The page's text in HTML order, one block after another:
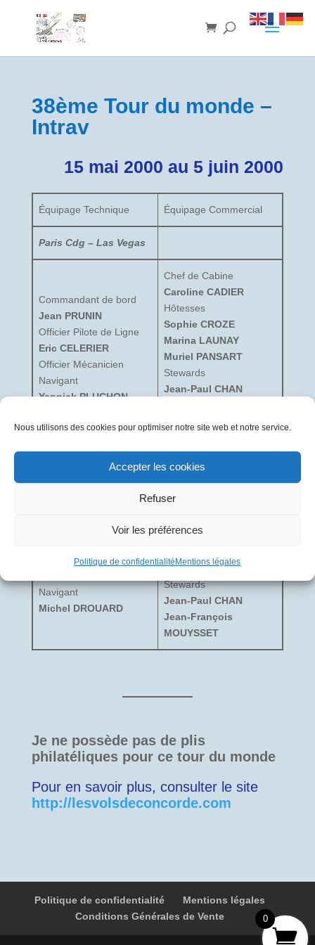
Nous utilisons des cookies pour optimiser notre site web et notre service.
Accepter les cookies
Refuser
Voir les préférences
Politique de confidentialitéMentions légales
38ème Tour du monde –
Intrav
15 mai 2000 au 5 juin 2000
Équipage Technique Équipage Commercial
Paris Cdg – Las Vegas
Commandant de bord
Jean PRUNIN
Officier Pilote de Ligne
Eric CELERIER
Officier Mécanicien
Navigant
Yannick PLUCHON
Chef de Cabine
Caroline CADIER
Hôtesses
Sophie CROZE
Marina LAUNAY
Muriel PANSART
Stewards
Jean-Paul CHAN
Las Vegas – Paris Cdg
André VERHULST
Bernard DEPOUEZ
Navigant
Michel DROUARD
Caroline CADIER
Sophie CROZE
Muriel PANSART
Stewards
Jean-Paul CHAN
Jean-François
MOUYSSET
Je ne possède pas de plis
philatéliques pour ce tour du monde
Pour en savoir plus, consulter le site
http://lesvolsdeconcorde.com
Politique de confidentialité
Mentions légales
Conditions Générales de Vente
0